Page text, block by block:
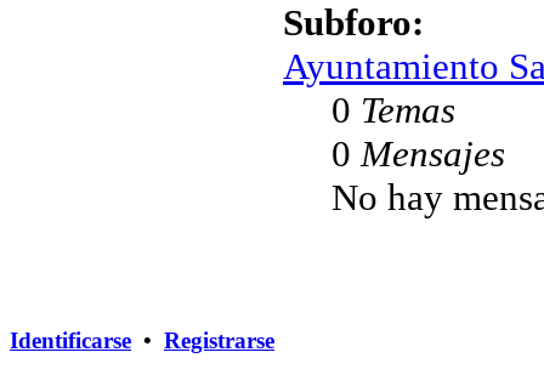
Subforo:
Ayuntamiento
0 Temas
0Mensajes
No hay
Identificarse • Registrarse